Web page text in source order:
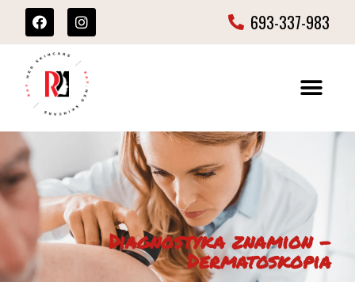
693-337-983
Diagnostyka znamion -
Dermatoskopia